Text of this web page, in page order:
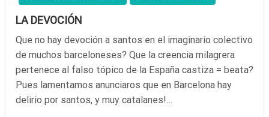
LA DEVOCIÓN
Que no hay devoción a santos en el imaginario colectivo
de muchos barceloneses? Que la creencia milagrera
pertenece al falso tópico de la España castiza = beata?
Pues lamentamos anunciaros que en Barcelona hay
delirio por santos, y muy catalanes!…